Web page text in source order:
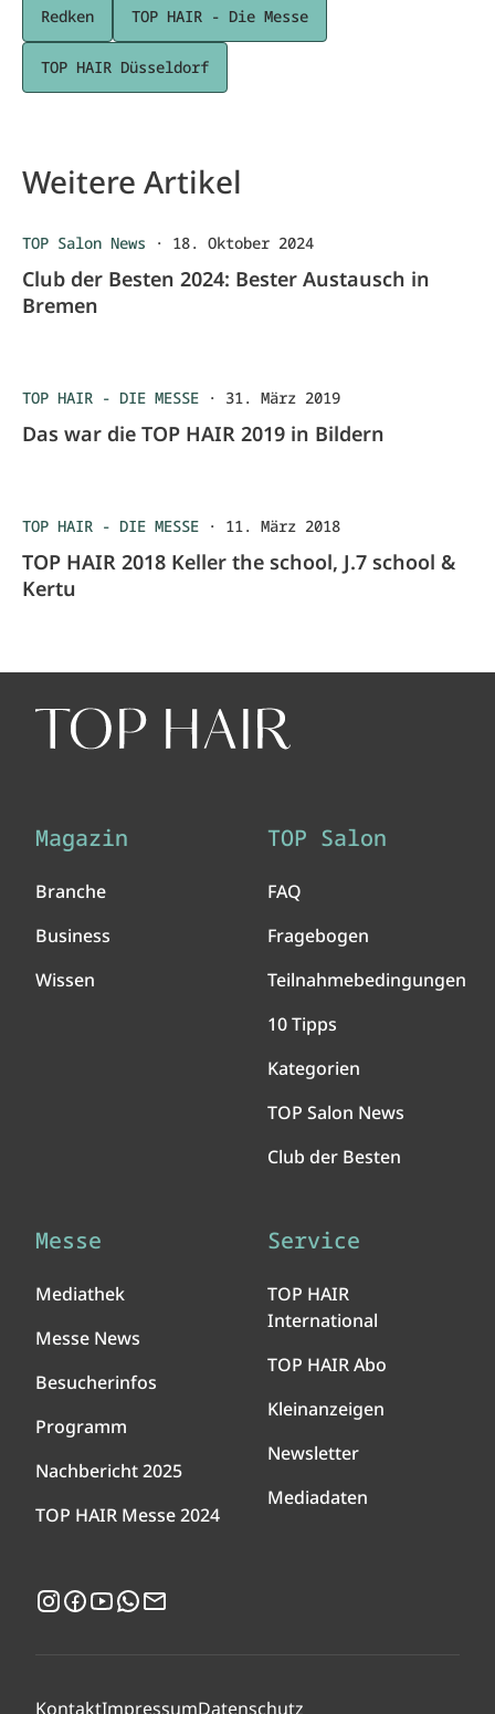
Redken TOP HAIR - Die Messe
TOP HAIR Düsseldorf
Weitere Artikel
TOP Salon News · 18. Oktober 2024
Club der Besten 2024: Bester Austausch in
Bremen
TOP HAIR - DIE MESSE · 31. März 2019
Das war die TOP HAIR 2019 in Bildern
TOP HAIR - DIE MESSE · 11. März 2018
TOP HAIR 2018 Keller the school, J.7 school &
Kertu
Magazin
Branche
Business
Wissen
TOP Salon
FAQ
Fragebogen
Teilnahmebedingungen
10 Tipps
Kategorien
TOP Salon News
Club der Besten
Messe
Mediathek
Messe News
Besucherinfos
Programm
Nachbericht 2025
TOP HAIR Messe 2024
Service
TOP HAIR
International
TOP HAIR Abo
Kleinanzeigen
Newsletter
Mediadaten
Instagram
Facebook
YouTubeWhatsApp
KontaktImpressumDatenschutz